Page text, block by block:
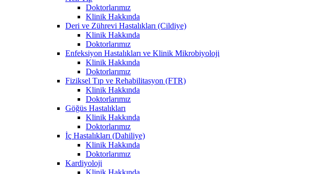
Doktorlarımız
Klinik Hakkında
Deri ve Zührevi Hastalıkları (Cildiye)
Klinik Hakkında
Doktorlarımız
Enfeksiyon Hastalıkları ve Klinik Mikrobiyoloji
Klinik Hakkında
Doktorlarımız
Fiziksel Tıp ve Rehabilitasyon (FTR)
Klinik Hakkında
Doktorlarımız
Göğüs Hastalıkları
Klinik Hakkında
Doktorlarımız
İç Hastalıkları (Dahiliye)
Klinik Hakkında
Doktorlarımız
Kardiyoloji
Klinik Hakkında